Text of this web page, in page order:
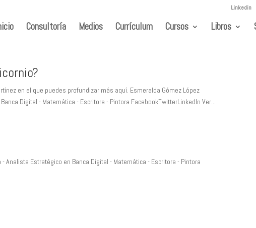
Linkedin
Consultoría Medios Currículum Cursos Libros
en el que puedes profundizar más aquí. Esmeralda Gómez López
Digital - Matemática - Escritora - Pintora FacebookTwitterLinkedIn Ver...
Analista Estratégico en Banca Digital - Matemática - Escritora - Pintora